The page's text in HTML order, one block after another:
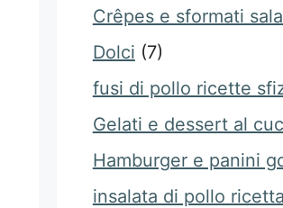
Crêpes e sformati
Dolci (7)
fusi di pollo ricette
Gelati e dessert al
Hamburger e panini
insalata di pollo ricetta